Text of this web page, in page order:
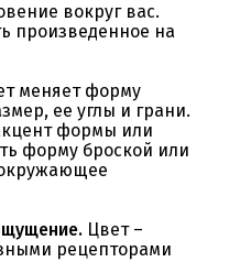
вокруг вас.
произведенное на
меняет форму
ее углы и грани.
формы или
форму броской или
Цвет –
рецепторами